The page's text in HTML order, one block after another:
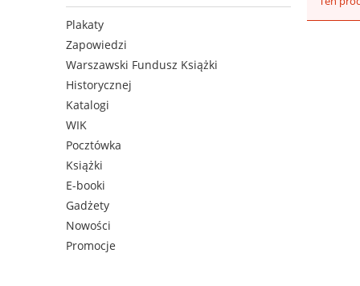
Plakaty
Zapowiedzi
Warszawski Fundusz Książki
Historycznej
Katalogi
WIK
Pocztówka
Książki
E-booki
Gadżety
Nowości
Promocje